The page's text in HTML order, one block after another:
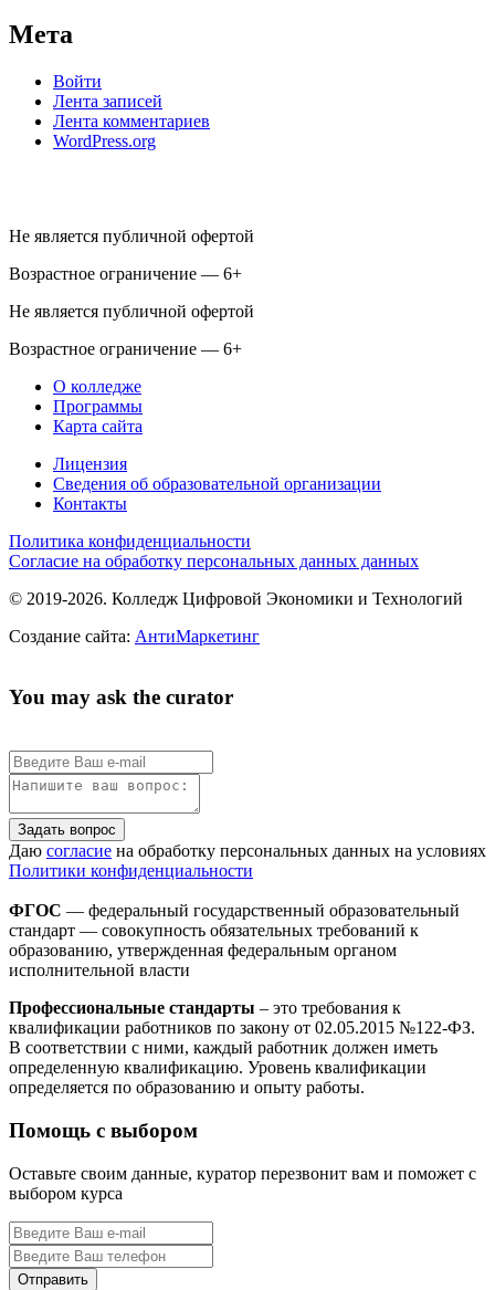
Мета
Войти
Лента записей
Лента комментариев
WordPress.org
Не является публичной офертой
Возрастное ограничение — 6+
Не является публичной офертой
Возрастное ограничение — 6+
О колледже
Программы
Карта сайта
Лицензия
Сведения об образовательной организации
Контакты
Политика конфиденциальности
Согласие на обработку персональных данных данных
© 2019-2026. Колледж Цифровой Экономики и Технологий
Создание сайта: АнтиМаркетинг
You may ask the curator
Задать вопрос
Даю согласие на обработку персональных данных на условиях
Политики конфиденциальности
ФГОС — федеральный государственный образовательный
стандарт — совокупность обязательных требований к
образованию, утвержденная федеральным органом
исполнительной власти
Профессиональные стандарты – это требования к
квалификации работников по закону от 02.05.2015 №122-ФЗ.
В соответствии с ними, каждый работник должен иметь
определенную квалификацию. Уровень квалификации
определяется по образованию и опыту работы.
Помощь с выбором
Оставьте своим данные, куратор перезвонит вам и поможет с
выбором курса